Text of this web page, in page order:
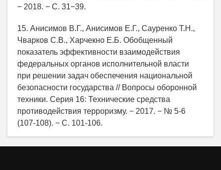
− 2018. − С. 31−39.
15. Анисимов В.Г., Анисимов Е.Г., Сауренко Т.Н.,
Чварков С.В., Харчекно Е.Б. Обобщенный
показатель эффективности взаимодействия
федеральных органов исполнительной власти
при решении задач обеспечения национальной
безопасности государства // Вопросы оборонной
техники. Серия 16: Технические средства
противодействия терроризму. − 2017. − № 5-6
(107-108). − С. 101-106.